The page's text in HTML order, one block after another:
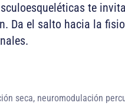
te
Da el salto hacia la
seca, neuromodulación